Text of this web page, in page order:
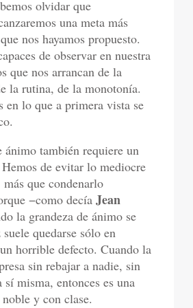
olvidar que
una meta más
nos hayamos propuesto.
de observar en nuestra
que nos arrancan de la
la rutina, de la monotonía.
en lo que a primera vista se
ánimo también requiere un
de evitar lo mediocre
que condenarlo
−como decíaJean
la grandeza de ánimo se
quedarse sólo en
horrible defecto. Cuando la
sin rebajar a nadie, sin
sí misma, entonces es una
y con clase.